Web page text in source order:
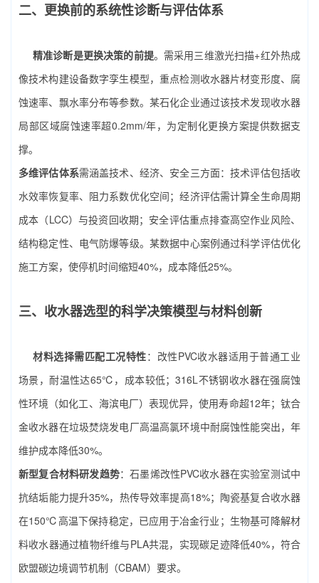
二、更换前的系统性诊断与评估体系
精准诊断是更换决策的前提。需采用三维激光扫描+红外热成
像技术构建设备数字孪生模型，重点检测收水器片材变形度、腐
蚀速率、飘水率分布等参数。某石化企业通过该技术发现收水器
局部区域腐蚀速率超0.2mm/年，为定制化更换方案提供数据支
撑。
多维评估体系需涵盖技术、经济、安全三方面：技术评估包括收
水效率恢复率、阻力系数优化空间；经济评估需计算全生命周期
成本（LCC）与投资回收期；安全评估重点排查高空作业风险、
结构稳定性、电气防爆等级。某数据中心案例通过科学评估优化
施工方案，使停机时间缩短40%，成本降低25%。
三、收水器选型的科学决策模型与材料创新
材料选择需匹配工况特性：改性PVC收水器适用于普通工业
场景，耐温性达65℃，成本较低；316L不锈钢收水器在强腐蚀
性环境（如化工、海滨电厂）表现优异，使用寿命超12年；钛合
金收水器在垃圾焚烧发电厂高温高氯环境中耐腐蚀性能突出，年
维护成本降低30%。
新型复合材料研发趋势：石墨烯改性PVC收水器在实验室测试中
抗结垢能力提升35%，热传导效率提高18%；陶瓷基复合收水器
在150℃高温下保持稳定，已应用于冶金行业；生物基可降解材
料收水器通过植物纤维与PLA共混，实现碳足迹降低40%，符合
欧盟碳边境调节机制（CBAM）要求。